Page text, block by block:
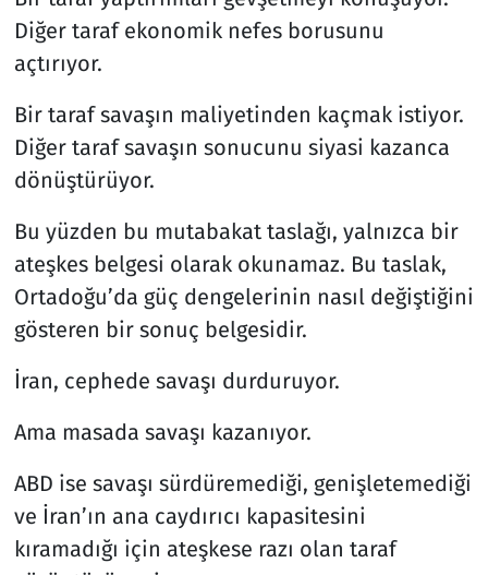
Diğer taraf ekonomik nefes borusunu
açtırıyor.
Bir taraf savaşın maliyetinden kaçmak istiyor.
Diğer taraf savaşın sonucunu siyasi kazanca
dönüştürüyor.
Bu yüzden bu mutabakat taslağı, yalnızca bir
ateşkes belgesi olarak okunamaz. Bu taslak,
Ortadoğu’da güç dengelerinin nasıl değiştiğini
gösteren bir sonuç belgesidir.
İran, cephede savaşı durduruyor.
Ama masada savaşı kazanıyor.
ABD ise savaşı sürdüremediği, genişletemediği
ve İran’ın ana caydırıcı kapasitesini
kıramadığı için ateşkese razı olan taraf